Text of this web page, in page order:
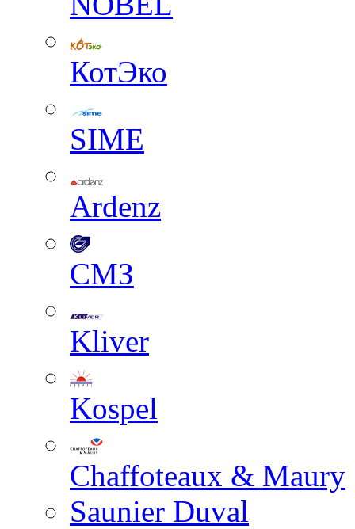
КотЭко
SIME
Ardenz
СМЗ
Kliver
Kospel
Chaffoteaux & Maury
Saunier Duval